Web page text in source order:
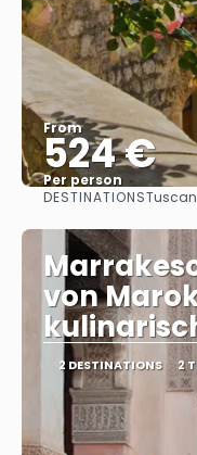
From
524 €
Per person
DESTINATIONS
von
2 DESTINATIONS 2